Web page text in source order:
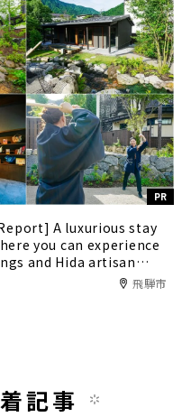
PR
A luxurious stay
you can experience
and Hida artisan
飛騨市
記事